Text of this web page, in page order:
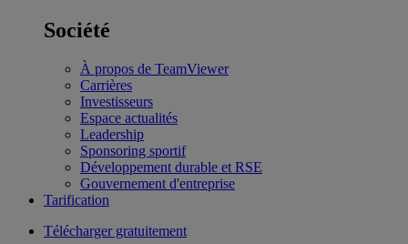
Société
À propos de TeamViewer
Carrières
Investisseurs
Espace actualités
Leadership
Sponsoring sportif
Développement durable et RSE
Gouvernement d'entreprise
Tarification
Télécharger gratuitement